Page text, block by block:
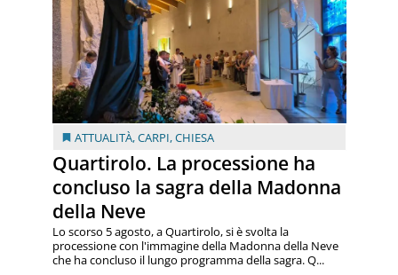
ATTUALITÀ,CARPI,CHIESA
Quartirolo. La processione ha
concluso la sagra della Madonna
della Neve
Lo scorso 5 agosto, a Quartirolo, si è svolta la
processione con l'immagine della Madonna della Neve
che ha concluso il lungo programma della sagra. Q...